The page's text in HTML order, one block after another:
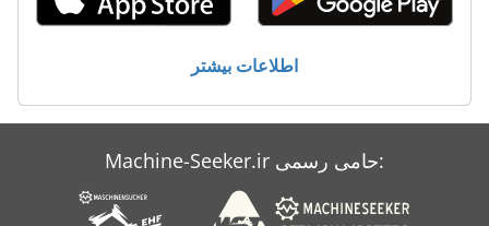
لبه چسب ماشین
ماشین چاپ
چسب مشخصات
اطلاعات بیشتر
Machine-Seeker.ir حامی رسمی: